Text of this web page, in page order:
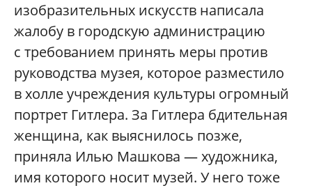
изобразительных искусств написала
жалобу в городскую администрацию
с требованием принять меры против
руководства музея, которое разместило
в холле учреждения культуры огромный
портрет Гитлера. За Гитлера бдительная
женщина, как выяснилось позже,
приняла Илью Машкова — художника,
имя которого носит музей. У него тоже